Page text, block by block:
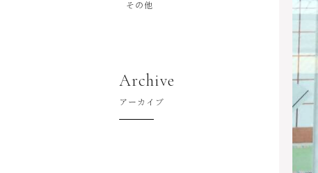
その他
Archive
アーカイブ